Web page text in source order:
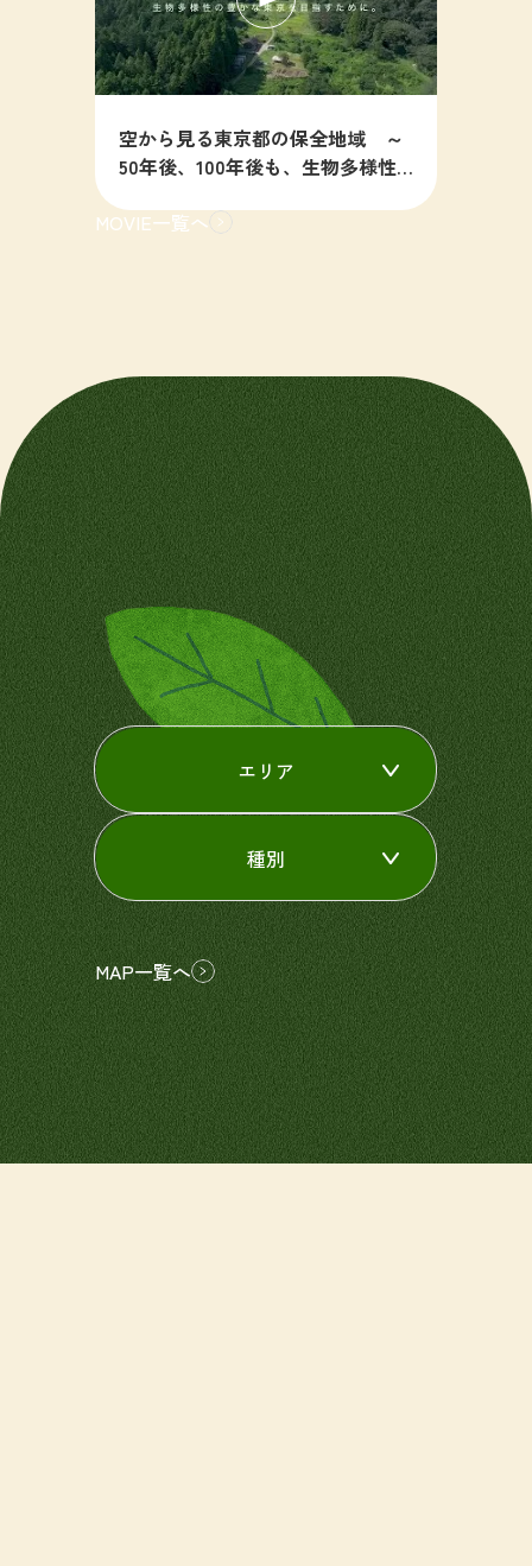
空から見る東京都の保全地域 ～
50年後、100年後も、生物多様性
MOVIE一覧へ
エリア
種別
MAP一覧へ